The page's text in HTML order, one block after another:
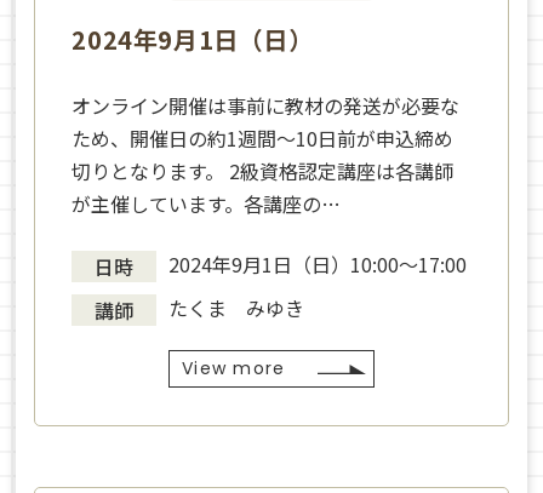
2024年9月1日（日）
オンライン開催は事前に教材の発送が必要な
ため、開催日の約1週間～10日前が申込締め
切りとなります。 2級資格認定講座は各講師
が主催しています。各講座の…
日時
2024年9月1日（日）10:00〜17:00
講師
たくま みゆき
View more